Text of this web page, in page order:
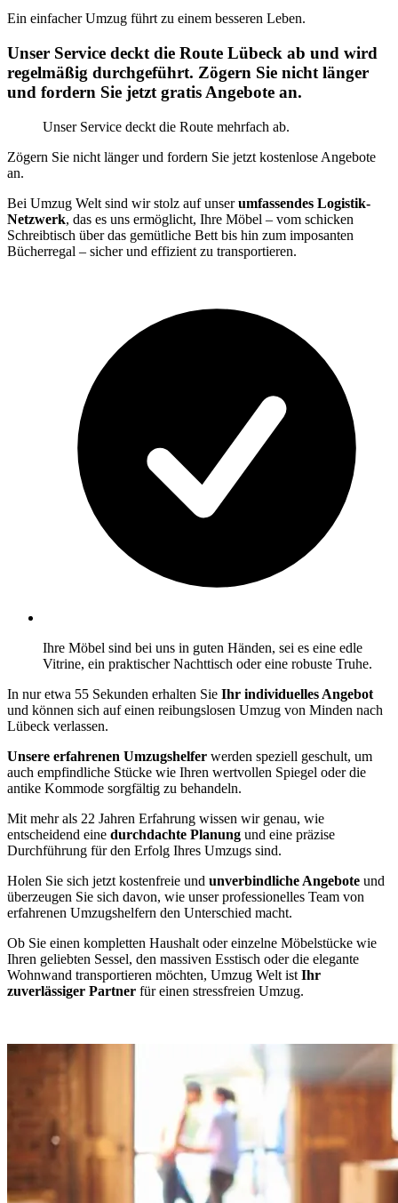
Ein einfacher Umzug führt zu einem besseren Leben.
Unser Service deckt die Route Lübeck ab und wird
regelmäßig durchgeführt. Zögern Sie nicht länger
und fordern Sie jetzt gratis Angebote an.
Unser Service deckt die Route mehrfach ab.
Zögern Sie nicht länger und fordern Sie jetzt kostenlose Angebote
an.
Bei Umzug Welt sind wir stolz auf unserumfassendes Logistik-
Netzwerk, das es uns ermöglicht, Ihre Möbel – vom schicken
Schreibtisch über das gemütliche Bett bis hin zum imposanten
Bücherregal – sicher und effizient zu transportieren.
Ihre Möbel sind bei uns in guten Händen, sei es eine edle
Vitrine, ein praktischer Nachttisch oder eine robuste Truhe.
In nur etwa 55 Sekunden erhalten Sie Ihr individuelles Angebot
und können sich auf einen reibungslosen Umzug von Minden nach
Lübeck verlassen.
Unsere erfahrenen Umzugshelfer werden speziell geschult, um
auch empfindliche Stücke wie Ihren wertvollen Spiegel oder die
antike Kommode sorgfältig zu behandeln.
Mit mehr als 22 Jahren Erfahrung wissen wir genau, wie
entscheidend eine durchdachte Planung und eine präzise
Durchführung für den Erfolg Ihres Umzugs sind.
Holen Sie sich jetzt kostenfreie und unverbindliche Angebote und
überzeugen Sie sich davon, wie unser professionelles Team von
erfahrenen Umzugshelfern den Unterschied macht.
Ob Sie einen kompletten Haushalt oder einzelne Möbelstücke wie
Ihren geliebten Sessel, den massiven Esstisch oder die elegante
Wohnwand transportieren möchten, Umzug Welt ist Ihr
zuverlässiger Partner für einen stressfreien Umzug.